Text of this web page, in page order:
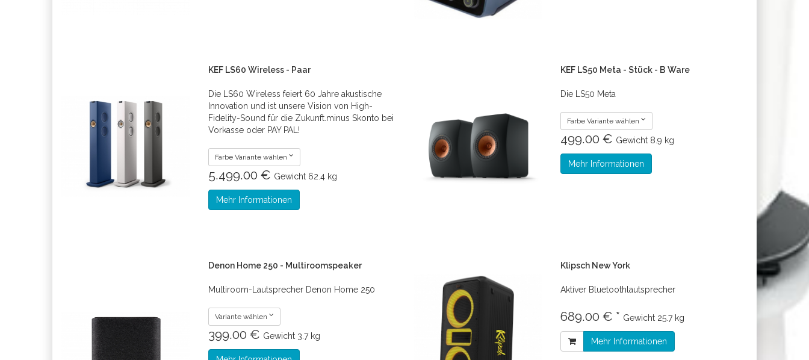
KEF LS60 Wireless - Paar
Die LS60 Wireless feiert 60 Jahre akustische
Innovation und ist unsere Vision von High-
Fidelity-Sound für die Zukunft.minus Skonto bei
Vorkasse oder PAY PAL!
Farbe Variante wählen
5.499.00 € Gewicht 62.4 kg
Mehr Informationen
KEF LS50 Meta - Stück - B Ware
Die LS50 Meta
Farbe Variante wählen
499.00 € Gewicht 8.9 kg
Mehr Informationen
Denon Home 250 - Multiroomspeaker
Multiroom-Lautsprecher Denon Home 250
Variante wählen
399.00 € Gewicht 3.7 kg
Klipsch New York
Aktiver Bluetoothlautsprecher
689.00 € * Gewicht 25.7 kg
Mehr Informationen